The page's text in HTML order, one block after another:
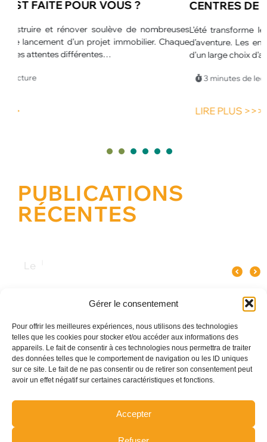
Gérer le consentement
Pour offrir les meilleures expériences, nous utilisons des technologies
telles que les cookies pour stocker et/ou accéder aux informations des
appareils. Le fait de consentir à ces technologies nous permettra de traiter
des données telles que le comportement de navigation ou les ID uniques
sur ce site. Le fait de ne pas consentir ou de retirer son consentement peut
avoir un effet négatif sur certaines caractéristiques et fonctions.
Accepter
CENTRES DE LOISIRS EN ÉTÉ
L’été transforme les centres de loisirs en véritables espaces
d’aventure. Les enfants profitent de journées plus longues et
d’un large choix d’activités.…
3 minutes de lecture
PUBLICATIONS
RÉCENTES
Les meilleures ani
événement d’entreprise à Paris ?
du champagne ?